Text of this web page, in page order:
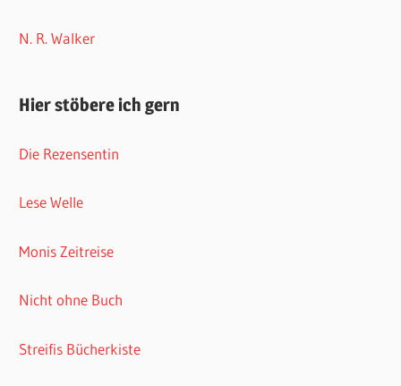
N. R. Walker
Hier stöbere ich gern
Die Rezensentin
Lese Welle
Monis Zeitreise
Nicht ohne Buch
Streifis Bücherkiste